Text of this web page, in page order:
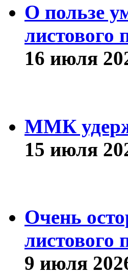
О пользе
листового
16 июля
ММК
15 июля
Очень
листового
9 июля